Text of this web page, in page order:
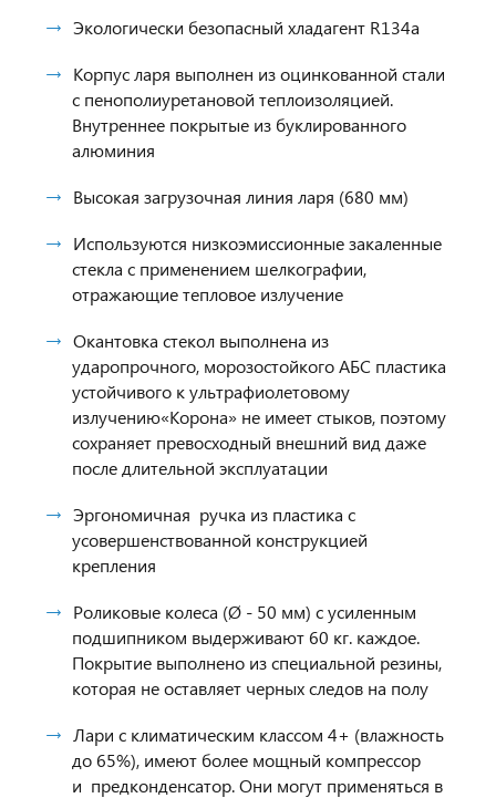
Экологически безопасный хладагент R134a
Корпус ларя выполнен из оцинкованной стали
с пенополиуретановой теплоизоляцией.
Внутреннее покрытые из буклированного
алюминия
Высокая загрузочная линия ларя (680 мм)
Используются низкоэмиссионные закаленные
стекла с применением шелкографии,
отражающие тепловое излучение
Окантовка стекол выполнена из
ударопрочного, морозостойкого АБС пластика
устойчивого к ультрафиолетовому
излучению«Корона» не имеет стыков, поэтому
сохраняет превосходный внешний вид даже
после длительной эксплуатации
Эргономичная ручка из пластика с
усовершенствованной конструкцией
крепления
Роликовые колеса (Ø - 50 мм) с усиленным
подшипником выдерживают 60 кг. каждое.
Покрытие выполнено из специальной резины,
которая не оставляет черных следов на полу
Лари с климатическим классом 4+ (влажность
до 65%), имеют более мощный компрессор
и предконденсатор. Они могут применяться в